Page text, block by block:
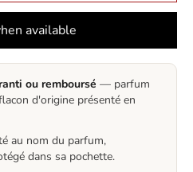
available
ou remboursé — parfum
d'origine présenté en
au nom du parfum,
dans sa pochette.